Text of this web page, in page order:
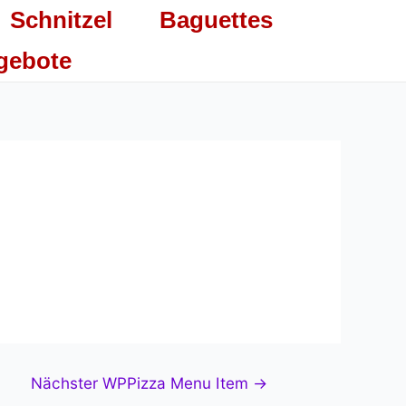
Schnitzel
Baguettes
Nächster WPPizza Menu Item →